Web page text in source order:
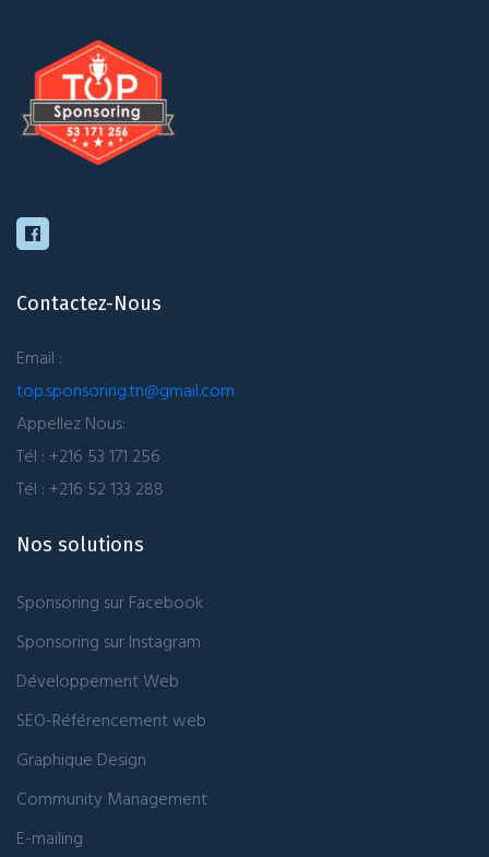
Contactez-Nous
Email :
top.sponsoring.tn@gmail.com
Appellez Nous:
Tél : +216 53 171 256
Tél : +216 52 133 288
Nos solutions
Sponsoring sur Facebook
Sponsoring sur Instagram
Développement Web
SEO-Référencement web
Graphique Design
Community Management
E-mailing